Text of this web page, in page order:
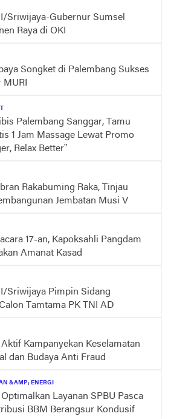
Sriwijaya-Gubernur Sumsel
Raya di OKI
Songket di Palembang Sukses
MURI
Palembang Sanggar, Tamu
1 Jam Massage Lewat Promo
Relax Better”
Rakabuming Raka, Tinjau
Jembatan Musi V
17-an, Kapoksahli Pangdam
Amanat Kasad
Sriwijaya Pimpin Sidang
Tamtama PK TNI AD
Kampanyekan Keselamatan
dan Budaya Anti Fraud
&AMP; ENERGI
Layanan SPBU Pasca
BBM Berangsur Kondusif